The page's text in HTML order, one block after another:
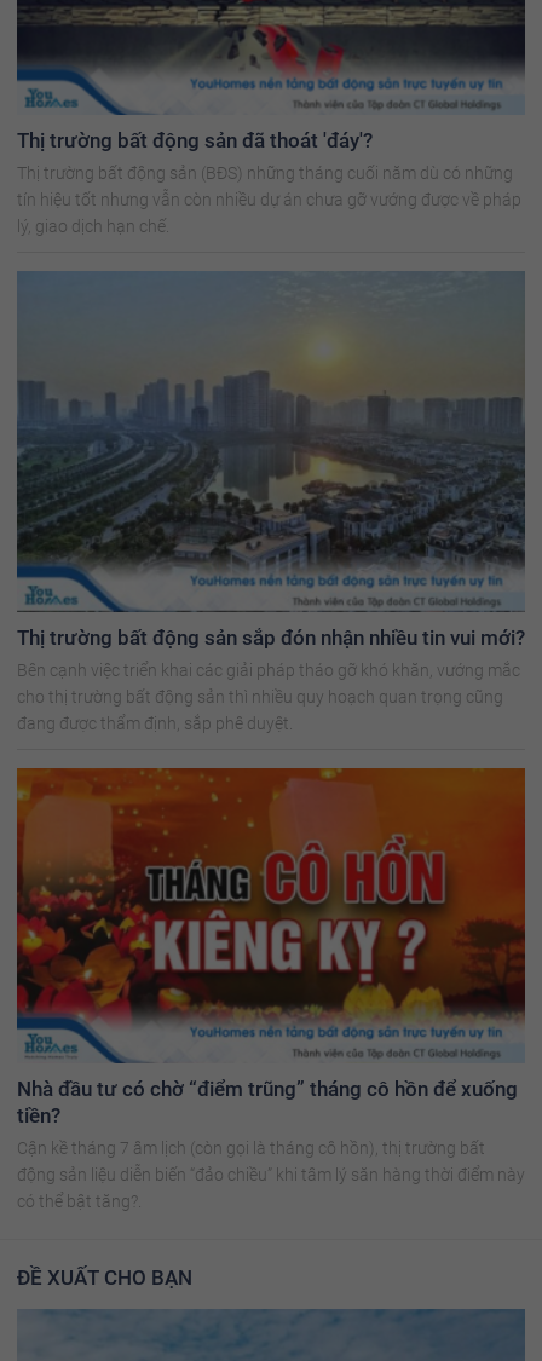
Thị trường bất động sản đã thoát 'đáy'?
Thị trường bất động sản (BĐS) những tháng cuối năm dù có những
tín hiệu tốt nhưng vẫn còn nhiều dự án chưa gỡ vướng được về pháp
lý, giao dịch hạn chế.
Thị trường bất động sản sắp đón nhận nhiều tin vui mới?
Bên cạnh việc triển khai các giải pháp tháo gỡ khó khăn, vướng mắc
cho thị trường bất động sản thì nhiều quy hoạch quan trọng cũng
đang được thẩm định, sắp phê duyệt.
Nhà đầu tư có chờ “điểm trũng” tháng cô hồn để xuống
tiền?
Cận kề tháng 7 âm lịch (còn gọi là tháng cô hồn), thị trường bất
động sản liệu diễn biến “đảo chiều” khi tâm lý săn hàng thời điểm này
có thể bật tăng?.
ĐỀ XUẤT CHO BẠN